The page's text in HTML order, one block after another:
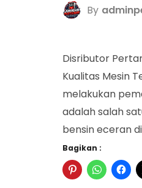
By
Disributor
Kualitas Mesin
melakukan
adalah salah
bensin eceran
Bagikan :